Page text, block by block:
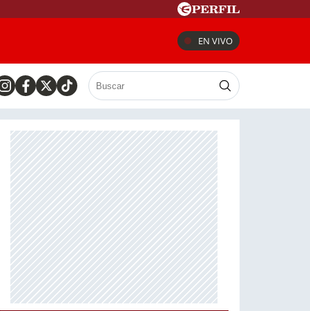
EN VIVO